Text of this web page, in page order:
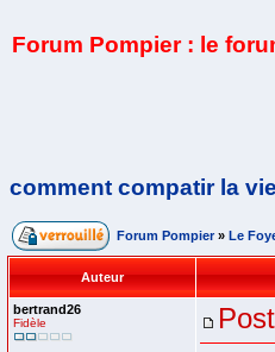
Forum Pompier : le
comment compatir la
Forum Pompier » Le
Auteur
bertrand26
Fidèle